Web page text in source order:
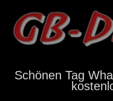
Schönen Tag